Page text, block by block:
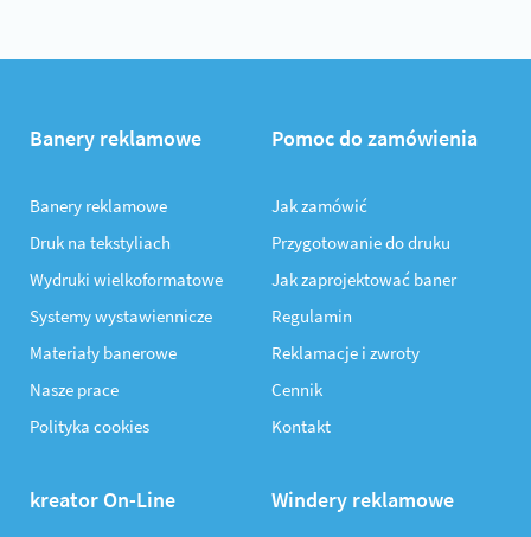
Banery reklamowe
Banery reklamowe
Druk na tekstyliach
Wydruki wielkoformatowe
Systemy wystawiennicze
Materiały banerowe
Nasze prace
Polityka cookies
Pomoc do zamówienia
Jak zamówić
Przygotowanie do druku
Jak zaprojektować baner
Regulamin
Reklamacje i zwroty
Cennik
Kontakt
kreator On-Line Windery reklamowe